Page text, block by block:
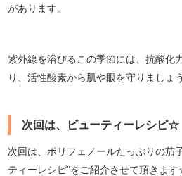
があります。
紫外線を浴びるこの季節には、抗酸化
り、活性酸素から肌や眼を守りましょ
次回は、ビューティーレシピ☆
次回は、ポリフェノールたっぷりの茄
ティーレシピ”をご紹介させて頂きま